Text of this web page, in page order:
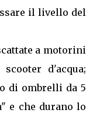
il livello del
a motorini
d'acqua;
di ombrelli da 5
e che durano lo